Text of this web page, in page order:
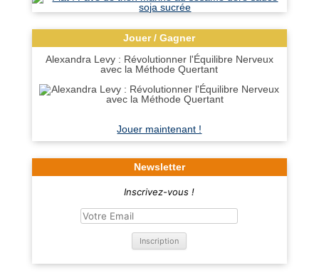
Jouer / Gagner
Alexandra Levy : Révolutionner l'Équilibre Nerveux
avec la Méthode Quertant
Jouer maintenant !
Newsletter
Inscrivez-vous !